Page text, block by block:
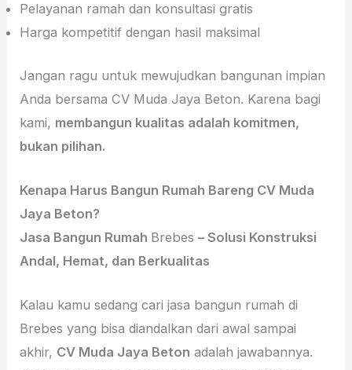
Pelayanan ramah dan konsultasi gratis
Harga kompetitif dengan hasil maksimal
Jangan ragu untuk mewujudkan bangunan impian
Anda bersama CV Muda Jaya Beton. Karena bagi
kami, membangun kualitas adalah komitmen,
bukan pilihan.
Kenapa Harus Bangun Rumah Bareng CV Muda
Jaya Beton?
Jasa Bangun Rumah Brebes– Solusi Konstruksi
Andal, Hemat, dan Berkualitas
Kalau kamu sedang cari jasa bangun rumah di
Brebes yang bisa diandalkan dari awal sampai
akhir, CV Muda Jaya Beton adalah jawabannya.